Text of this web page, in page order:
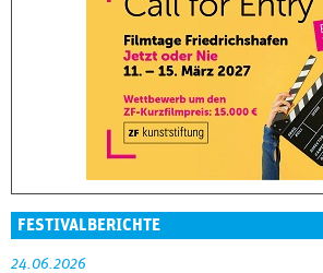
FESTIVALBERICHTE
24.06.2026